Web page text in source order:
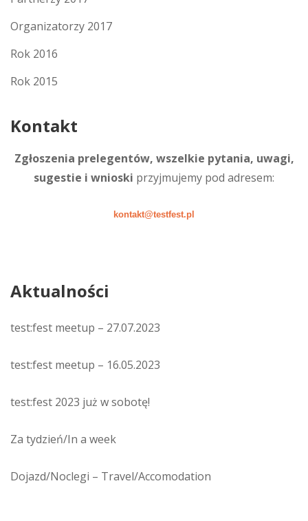
Organizatorzy 2017
Rok 2016
Rok 2015
Kontakt
Zgłoszenia prelegentów, wszelkie pytania, uwagi,
sugestie i wnioski przyjmujemy pod adresem:
kontakt@testfest.pl
Aktualności
test:fest meetup – 27.07.2023
test:fest meetup – 16.05.2023
test:fest 2023 już w sobotę!
Za tydzień/In a week
Dojazd/Noclegi – Travel/Accomodation